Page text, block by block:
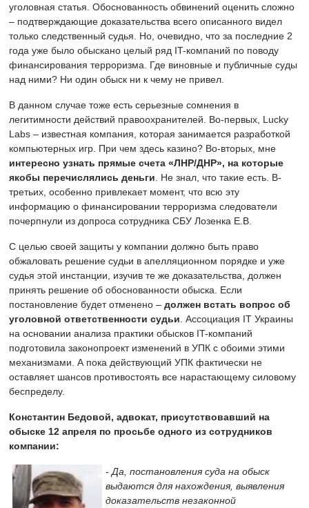
уголовная статья. Обоснованность обвинений оценить сложно
– подтверждающие доказательства всего описанного видел
только следственный судья. Но, очевидно, что за последние 2
года уже было обыскано целый ряд IT-компаний по поводу
финансирования терроризма. Где виновные и публичные суды
над ними? Ни один обыск ни к чему не привел.
В данном случае тоже есть серьезные сомнения в
легитимности действий правоохранителей. Во-первых, Lucky
Labs – известная компания, которая занимается разработкой
компьютерных игр. При чем здесь казино? Во-вторых, мне
интересно узнать прямые счета «ЛНР/ДНР», на которые
якобы перечислялись деньги . Не знал, что такие есть. В-
третьих, особенно привлекает момент, что всю эту
информацию о финансировании терроризма следователи
почерпнули из допроса сотрудника СБУ Лозенка Е.В.
С целью своей защиты у компании должно быть право
обжаловать решение судьи в апелляционном порядке и уже
судья этой инстанции, изучив те же доказательства, должен
принять решение об обоснованности обыска. Если
постановление будет отменено – должен встать вопрос об
уголовной ответственности судьи . Ассоциация IT Украины
на основании анализа практики обысков IT-компаний
подготовила законопроект изменений в УПК с обоими этими
механизмами. А пока действующий УПК фактически не
оставляет шансов противостоять все нарастающему силовому
беспределу.
Константин Бедовой, адвокат, присутствовавший на
обыске 12 апреля по просьбе одного из сотрудников
компании:
- Да, постановления суда на обыск
выдаются для нахождения, выявления
доказательств незаконной